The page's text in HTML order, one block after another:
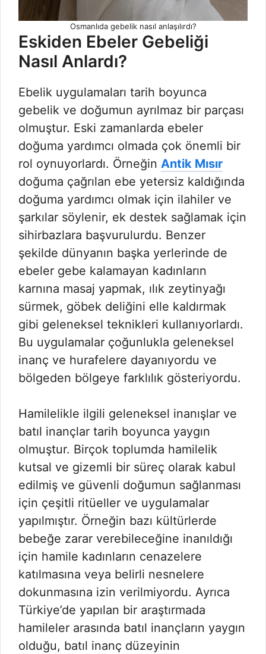
Osmanlıda gebelik nasıl anlaşılırdı?
Eskiden Ebeler Gebeliği
Nasıl Anlardı?
Ebelik uygulamaları tarih boyunca
gebelik ve doğumun ayrılmaz bir parçası
olmuştur. Eski zamanlarda ebeler
doğuma yardımcı olmada çok önemli bir
rol oynuyorlardı. Örneğin Antik Mısır
doğuma çağrılan ebe yetersiz kaldığında
doğuma yardımcı olmak için ilahiler ve
şarkılar söylenir, ek destek sağlamak için
sihirbazlara başvurulurdu. Benzer
şekilde dünyanın başka yerlerinde de
ebeler gebe kalamayan kadınların
karnına masaj yapmak, ılık zeytinyağı
sürmek, göbek deliğini elle kaldırmak
gibi geleneksel teknikleri kullanıyorlardı.
Bu uygulamalar çoğunlukla geleneksel
inanç ve hurafelere dayanıyordu ve
bölgeden bölgeye farklılık gösteriyordu.
Hamilelikle ilgili geleneksel inanışlar ve
batıl inançlar tarih boyunca yaygın
olmuştur. Birçok toplumda hamilelik
kutsal ve gizemli bir süreç olarak kabul
edilmiş ve güvenli doğumun sağlanması
için çeşitli ritüeller ve uygulamalar
yapılmıştır. Örneğin bazı kültürlerde
bebeğe zarar verebileceğine inanıldığı
için hamile kadınların cenazelere
katılmasına veya belirli nesnelere
dokunmasına izin verilmiyordu. Ayrıca
Türkiye’de yapılan bir araştırmada
hamileler arasında batıl inançların yaygın
olduğu, batıl inanç düzeyinin